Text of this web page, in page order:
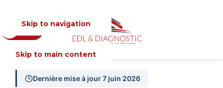
Skip to navigation
Skip to main content
MENU
Dernière mise à jour 7 juin 2026